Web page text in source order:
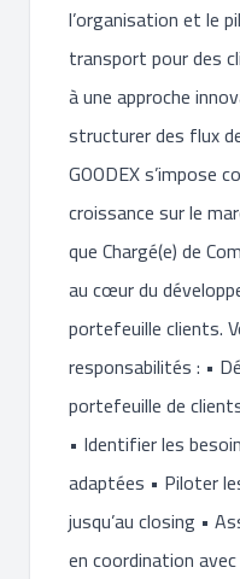
l’organisation et le
transport pour des
à une approche
structurer des flux
GOODEX s’impose
croissance sur le
que Chargé(e) de
au cœur du
portefeuille clients.
responsabilités : •
portefeuille de
• Identifier les
adaptées • Piloter
jusqu’au closing •
en coordination